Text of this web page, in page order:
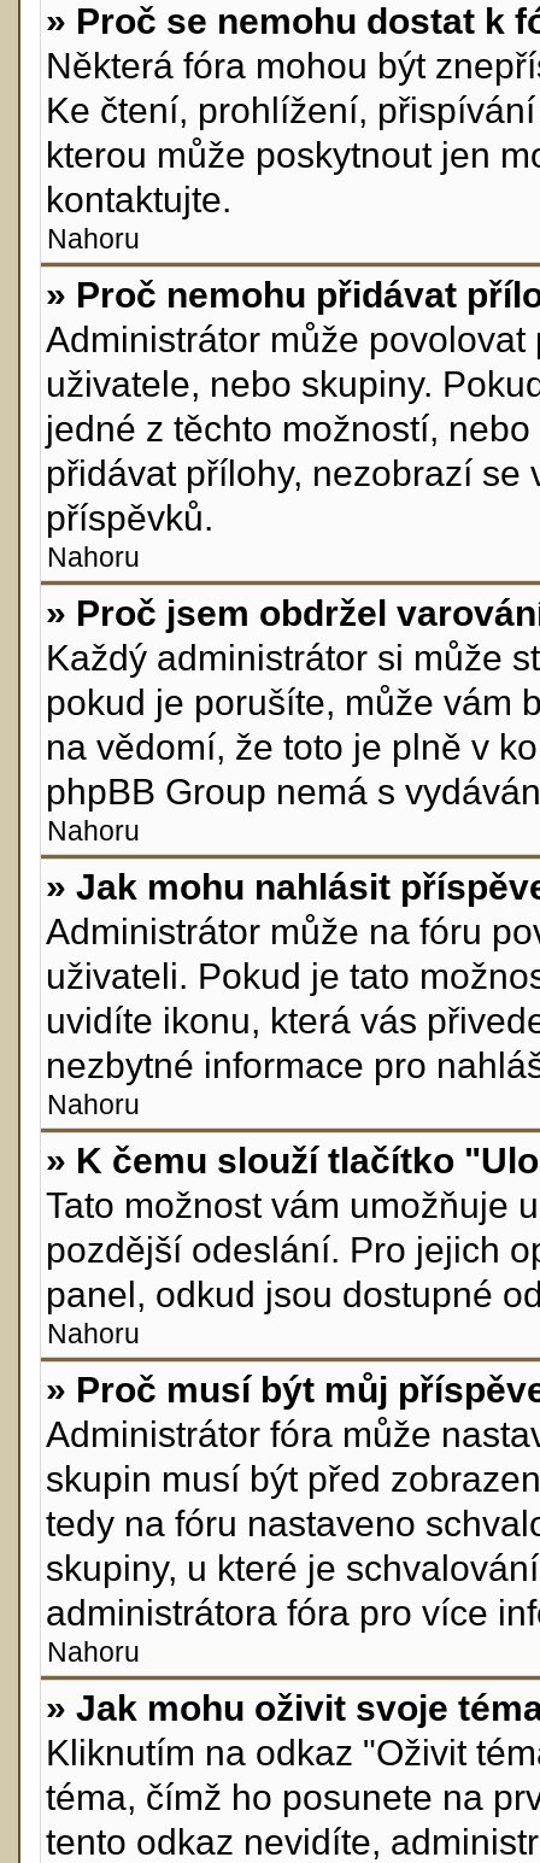
» Proč se nemohu dostat k
Některá fóra mohou být
Ke čtení, prohlížení,
kterou může poskytnout jen
kontaktujte.
Nahoru
» Proč nemohu přidávat
Administrátor může
uživatele, nebo skupiny.
jedné z těchto možností,
přidávat přílohy, nezobrazí
příspěvků.
Nahoru
» Proč jsem obdržel
Každý administrátor si může
pokud je porušíte, může vám
na vědomí, že toto je plně v
phpBB Group nemá s
Nahoru
» Jak mohu nahlásit
Administrátor může na fóru
uživateli. Pokud je tato
uvidíte ikonu, která vás
nezbytné informace pro
Nahoru
» K čemu slouží tlačítko
Tato možnost vám umožňuje
pozdější odeslání. Pro jejich
panel, odkud jsou dostupné
Nahoru
» Proč musí být můj
Administrátor fóra může
skupin musí být před
tedy na fóru nastaveno
skupiny, u které je
administrátora fóra pro více
Nahoru
» Jak mohu oživit svoje
Kliknutím na odkaz "Oživit
téma, čímž ho posunete na
tento odkaz nevidíte,